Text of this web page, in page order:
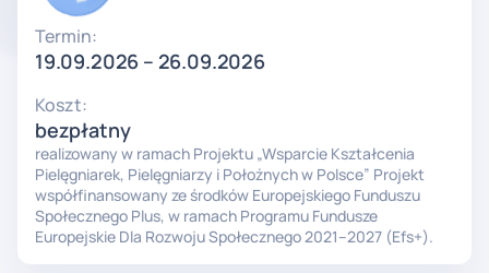
Termin:
19.09.2026 – 26.09.2026
Koszt:
bezpłatny
realizowany w ramach Projektu „Wsparcie Kształcenia
Pielęgniarek, Pielęgniarzy i Położnych w Polsce” Projekt
współfinansowany ze środków Europejskiego Funduszu
Społecznego Plus, w ramach Programu Fundusze
Europejskie Dla Rozwoju Społecznego 2021–2027 (Efs+).